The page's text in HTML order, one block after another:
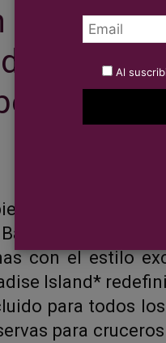
Club
playa
las reservas
con el estilo
Island*
para todos
para
Al